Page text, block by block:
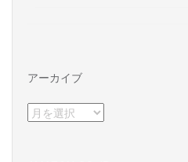
アーカイブ
ア
ー